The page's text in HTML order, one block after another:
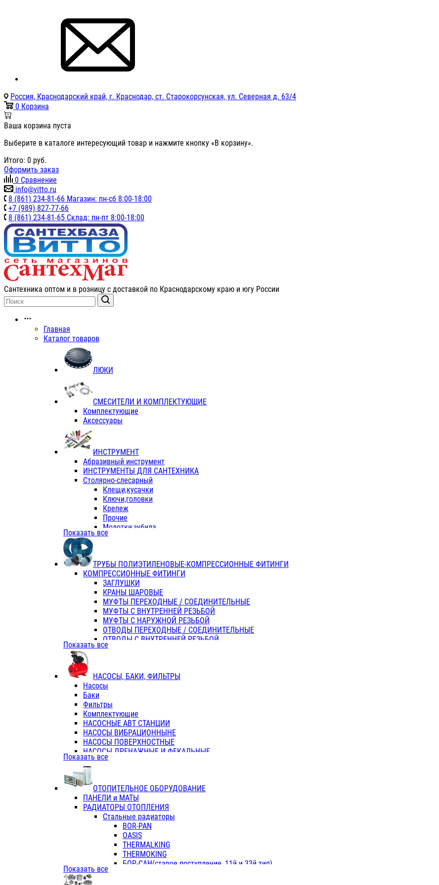
Россия, Краснодарский край, г. Краснодар, ст. Старокорсунская, ул. Северная д. 63/4
0 Корзина
Ваша корзина пуста
Выберите в каталоге интересующий товар и нажмите кнопку «В корзину».
Итого: 0 руб.
Оформить заказ
0 Сравнение
info@vitto.ru
8 (861) 234-81-66 Магазин: пн-сб 8:00-18:00
+7 (989) 827-77-66
8 (861) 234-81-65 Склад: пн-пт 8:00-18:00
Сантехника оптом и в розницу с доставкой по Краснодарскому краю и югу России
Главная
Каталог товаров
ЛЮКИ
СМЕСИТЕЛИ И КОМПЛЕКТУЮЩИЕ
Комплектующие
Аксессуары
ИНСТРУМЕНТ
Абразивный инструмент
ИНСТРУМЕНТЫ ДЛЯ САНТЕХНИКА
Столярно-слесарный
Клещи,кусачки
Ключи,головки
Крепеж
Прочие
Молотки,зубила
Пассатижи,тонкогубцы,утконосы
Отвертки
Хоз. инвентарь
ЭЛ. ИНСТРУМЕНТ OASIS
Показать все
ТРУБЫ ПОЛИЭТИЛЕНОВЫЕ-КОМПРЕССИОННЫЕ ФИТИНГИ
КОМПРЕССИОННЫЕ ФИТИНГИ
ЗАГЛУШКИ
КРАНЫ ШАРОВЫЕ
МУФТЫ ПЕРЕХОДНЫЕ / СОЕДИНИТЕЛЬНЫЕ
МУФТЫ С ВНУТРЕННЕЙ РЕЗЬБОЙ
МУФТЫ С НАРУЖНОЙ РЕЗЬБОЙ
ОТВОДЫ ПЕРЕХОДНЫЕ / СОЕДИНИТЕЛЬНЫЕ
ОТВОДЫ С ВНУТРЕННЕЙ РЕЗЬБОЙ
ОТВОДЫ С НАРУЖНОЙ РЕЗЬБОЙ
ТРОЙНИКИ ПЕРЕХОДНЫЕ / СОЕДИНИТЕЛЬНЫЕ
ТРОЙНИКИ С ВНУТРЕННЕЙ РЕЗЬБОЙ
КОЛЬЦА РЕЗИНОВЫЕ
ТРУБЫ НАПОРНЫЕ
ТРУБЫ ГОФРИРОВАННЫЕ ДВУХСЛ.
ТРУБЫ ПОЛИЭТИЛЕНОВЫЕ
Показать все
НАСОСЫ, БАКИ, ФИЛЬТРЫ
Насосы
Баки
Фильтры
Комплектующие
НАСОСНЫЕ АВТ СТАНЦИИ
НАСОСЫ ВИБРАЦИОННЫНЕ
НАСОСЫ ПОВЕРХНОСТНЫЕ
НАСОСЫ ДРЕНАЖНЫЕ И ФЕКАЛЬНЫЕ
НАСОСЫ ПОВЫСИТ и ЦИРКУЛЯЦИОННЫЕ
НАСОСЫ СКВАЖИННЫЕ
Показать все
ОТОПИТЕЛЬНОЕ ОБОРУДОВАНИЕ
ПАНЕЛИ и МАТЫ
РАДИАТОРЫ ОТОПЛЕНИЯ
Стальные радиаторы
BOR-PAN
OASIS
THERMALKING
THERMOKING
БОР-САН(старое поступление, 11й и 33й тип)
Показать все